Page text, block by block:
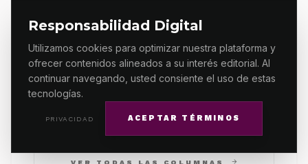
Responsabilidad Digital
Utilizamos cookies para optimizar nuestra plataforma y
ofrecer contenidos alineados a su interés editorial. Al
continuar navegando, usted consiente el uso de estas
tecnologías.
PRIVACIDAD ACEPTAR TÉRMINOS
AMADO SANMARTÍN HERNÁNDEZ
Explicación: Testamento
incriminatorio (Profundizando su
propia tumba)
El texto exige que la Fiscalía Federal investigue el
VER TODAS LAS COLUMNAS arrow_forward